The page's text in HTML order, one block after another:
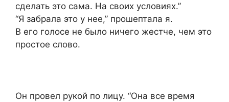
сделать это сама. На своих условиях.”
“Я забрала это у нее,” прошептала я.
В его голосе не было ничего жестче, чем это
простое слово.
Он провел рукой по лицу. “Она все время